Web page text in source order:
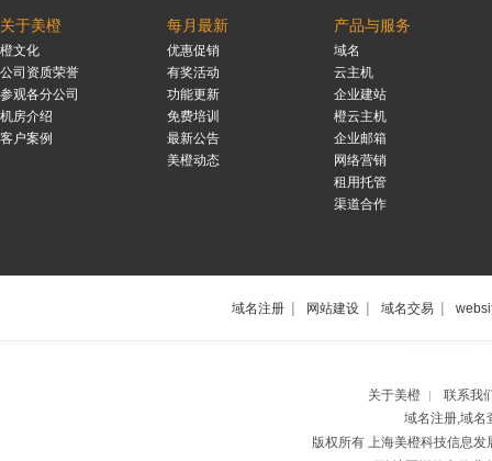
关于美橙
橙文化
公司资质荣誉
参观各分公司
机房介绍
客户案例
每月最新
优惠促销
有奖活动
功能更新
免费培训
最新公告
美橙动态
产品与服务
域名
云主机
企业建站
橙云主机
企业邮箱
网络营销
租用托管
渠道合作
域名注册 | 网站建设 | 域名交易 |
关于美橙 |
联系我
域名注册,域名
版权所有 上海美橙科技信息